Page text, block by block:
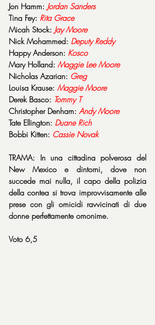
Jon Hamm: Jordan Sanders
Tina Fey: Rita Grace
Micah Stock: Jay Moore
Nick Mohammed: Deputy Reddy
Happy Anderson: Kosco
Mary Holland: Maggie Lee Moore
Nicholas Azarian: Greg
Louisa Krause: Maggie Moore
Derek Basco: Tommy T
Christopher Denham: Andy Moore
Tate Ellington: Duane Rich
Bobbi Kitten: Cassie Novak
TRAMA: In una cittadina polverosa del
New Mexico e dintorni, dove non
succede mai nulla, il capo della polizia
della contea si trova improvvisamente alle
prese con gli omicidi ravvicinati di due
donne perfettamente omonime.
Voto 6,5